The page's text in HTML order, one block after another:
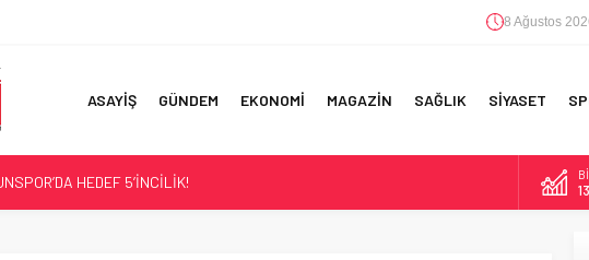
8 Ağustos
ASAYİŞ GÜNDEM EKONOMİ MAGAZİN SAĞLIK SİYASET
HEDEF 5’İNCİLİK!
YATIRIM YAPIN!’